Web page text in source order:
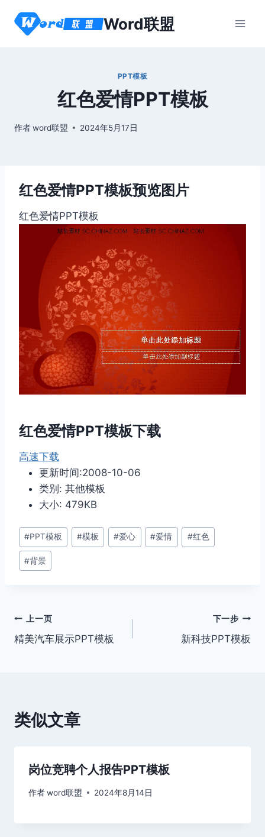
Word联盟
PPT模板
红色爱情PPT模板
作者word联盟 2024年5月17日
红色爱情PPT模板预览图片
红色爱情PPT模板
红色爱情PPT模板下载
高速下载
更新时间:2008-10-06
类别: 其他模板
大小: 479KB
文
章
标
#PPT模板 #模板 #爱心 #爱情 #红色
#背景
文
章
上一页
精美汽车展示PPT模板
下一步
新科技PPT模板
类似文章
岗位竞聘个人报告PPT模板
作者word联盟 2024年8月14日